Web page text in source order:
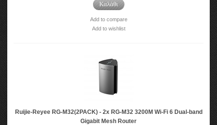
Καλάθι
Add to compare
Add to wishlist
Ruijie-Reyee RG-M32(2PACK) - 2x RG-M32 3200M Wi-Fi 6 Dual-band
Gigabit Mesh Router